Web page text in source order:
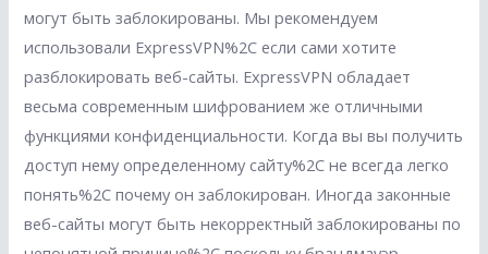
могут быть заблокированы. Мы рекомендуем
использовали ExpressVPN%2C если сами хотите
разблокировать веб-сайты. ExpressVPN обладает
весьма современным шифрованием же отличными
функциями конфиденциальности. Когда вы вы получить
доступ нему определенному сайту%2C не всегда легко
понять%2C почему он заблокирован. Иногда законные
веб-сайты могут быть некорректный заблокированы по